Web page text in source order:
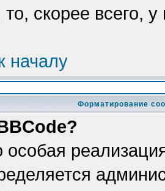
то, скорее всего,
началу
Форматирование
особая